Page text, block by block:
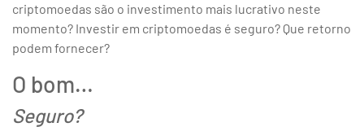
criptomoedas são o investimento mais lucrativo neste
momento? Investir em criptomoedas é seguro? Que retorno
podem fornecer?
O bom…
Seguro?